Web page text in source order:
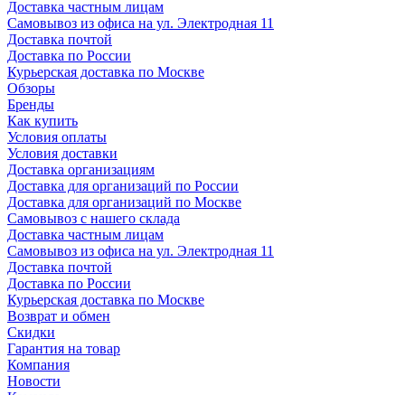
Доставка частным лицам
Самовывоз из офиса на ул. Электродная 11
Доставка почтой
Доставка по России
Курьерская доставка по Москве
Обзоры
Бренды
Как купить
Условия оплаты
Условия доставки
Доставка организациям
Доставка для организаций по России
Доставка для организаций по Москве
Самовывоз с нашего склада
Доставка частным лицам
Самовывоз из офиса на ул. Электродная 11
Доставка почтой
Доставка по России
Курьерская доставка по Москве
Возврат и обмен
Скидки
Гарантия на товар
Компания
Новости